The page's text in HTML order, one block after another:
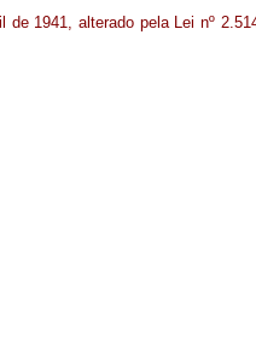
1941, alterado pela Lei nº